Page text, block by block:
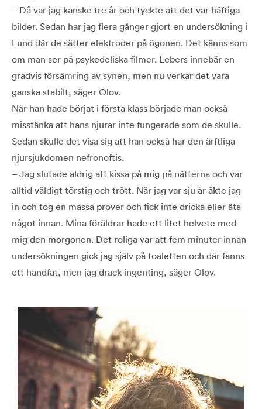
– Då var jag kanske tre år och tyckte att det var häftiga
bilder. Sedan har jag flera gånger gjort en undersökning i
Lund där de sätter elektroder på ögonen. Det känns som
om man ser på psykedeliska filmer. Lebers innebär en
gradvis försämring av synen, men nu verkar det vara
ganska stabilt, säger Olov.
När han hade börjat i första klass började man också
misstänka att hans njurar inte fungerade som de skulle.
Sedan skulle det visa sig att han också har den ärftliga
njursjukdomen nefronoftis.
– Jag slutade aldrig att kissa på mig på nätterna och var
alltid väldigt törstig och trött. När jag var sju år åkte jag
in och tog en massa prover och fick inte dricka eller äta
något innan. Mina föräldrar hade ett litet helvete med
mig den morgonen. Det roliga var att fem minuter innan
undersökningen gick jag själv på toaletten och där fanns
ett handfat, men jag drack ingenting, säger Olov.